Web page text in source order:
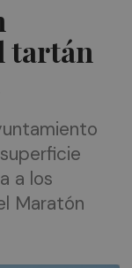
tartán
a los
Maratón